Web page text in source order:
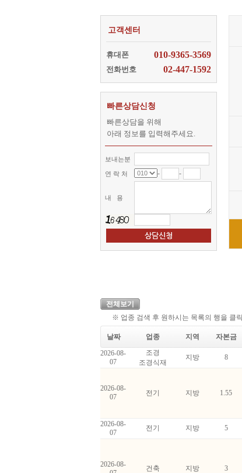
고객센터
휴대폰 010-9365-3569
전화번호 02-447-1592
빠른상담신청
빠른상담을 위해
아래 정보를 입력해주세요.
보내는분
연 락 처 - -
내 용
전체보기
※ 업종 검색 후 원하시는 목록의 행을 클
날짜 업종 지역 자본금
2026-08-
07
조경
조경식재
지방 8
2026-08-
07
전기 지방 1.55
2026-08-
07
전기 지방 5
2026-08-
건축 지방 3